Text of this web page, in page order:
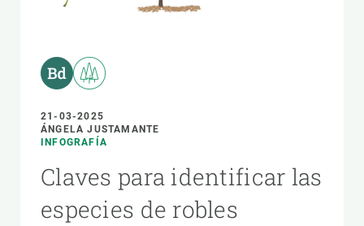
21-03-2025
ÁNGELA JUSTAMANTE
INFOGRAFÍA
Claves para identificar las
especies de robles